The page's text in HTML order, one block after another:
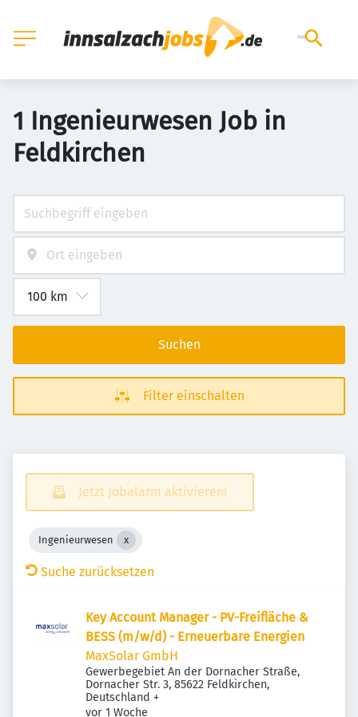
1 Ingenieurwesen Job in
Feldkirchen
Suchen
Filter einschalten
Jetzt Jobalarm aktivieren!
Ingenieurwesen
Suche zurücksetzen
Key Account Manager - PV-Freifläche &
BESS (m/w/d) - Erneuerbare Energien
MaxSolar GmbH
Gewerbegebiet An der Dornacher Straße,
Dornacher Str. 3, 85622 Feldkirchen,
Deutschland +
Veröffentlicht
vor 1 Woche